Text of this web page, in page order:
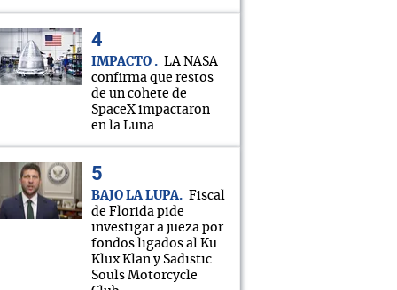
IMPACTO
LA NASA
confirma que restos
de un cohete de
SpaceX impactaron
en la Luna
BAJO LA LUPA
Fiscal
de Florida pide
investigar a jueza por
fondos ligados al Ku
Klux Klan y Sadistic
Souls Motorcycle